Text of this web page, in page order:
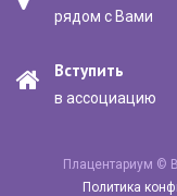
рядом с Вами
Вступить
в ассоциацию
Плацентариум ©
Политика